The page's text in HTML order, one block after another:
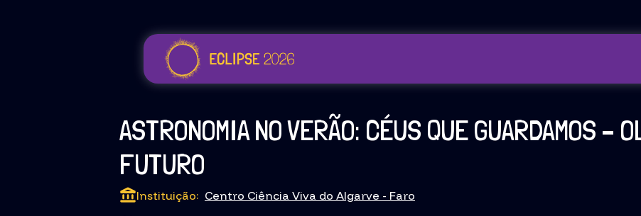
ASTRONOMIA NO VERÃO: CÉUS QUE GUARDAMOS –
FUTURO
Instituição: Centro Ciência Viva do Algarve - Faro